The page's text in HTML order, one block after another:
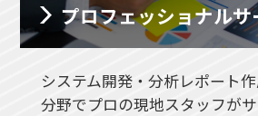
プロフェッショナルサ
システム開発・分析レポート
分野でプロの現地スタッフがサ